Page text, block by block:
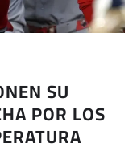
SU
POR LOS